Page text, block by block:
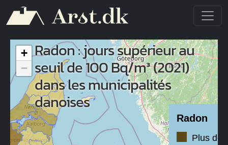
Radon : jours supérieur au
seuil de 100 Bq/m³ (2021)
dans les municipalités
danoises
Radon
Plus de
+
−